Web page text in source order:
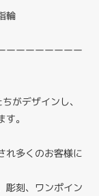
輪
ーーーーーーーー
がデザインし、
。
れ多くのお客様に
彫刻、ワンポイン